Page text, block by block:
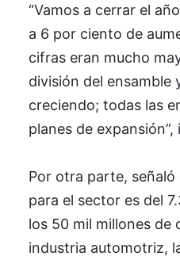
“Vamos a cerrar el
a 6 por ciento de
cifras eran mucho
división del ensamble
creciendo; todas las
planes de
Por otra parte,
para el sector es del
los 50 mil millones de
industria automotriz,